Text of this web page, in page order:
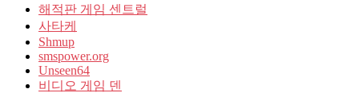
해적판 게임 센트럴
사타케
Shmup
smspower.org
Unseen64
비디오 게임 덴